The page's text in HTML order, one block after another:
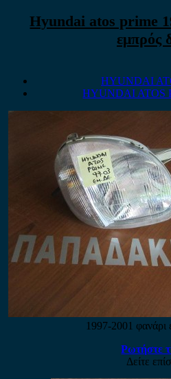
Hyundai atos prime
εμπρός
HYUNDAI
HYUNDAI ATOS
1997-2001 φανάρι
Ρωτήστε
Δείτε